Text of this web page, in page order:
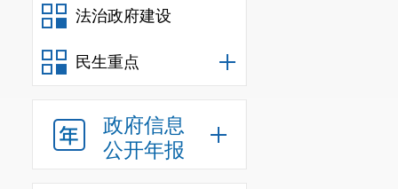
法治政府建设
民生重点
政府信息
公开年报